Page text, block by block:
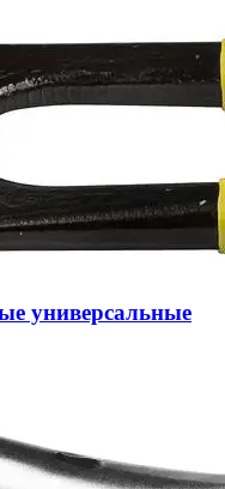
универсальные